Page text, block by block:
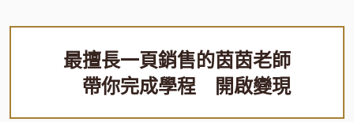
最擅長一頁銷售的茵茵老師
帶你完成學程 開啟變現